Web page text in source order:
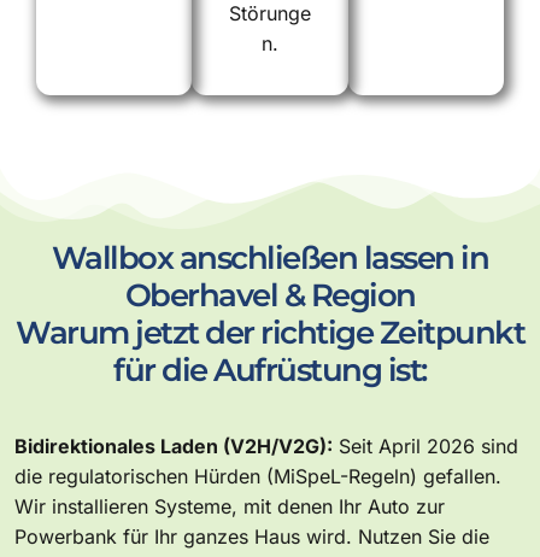
Störunge
n.
Wallbox anschließen lassen in
Oberhavel & Region
Warum jetzt der richtige Zeitpunkt
für die Aufrüstung ist:
Bidirektionales Laden (V2H/V2G): Seit April 2026 sind
die regulatorischen Hürden (MiSpeL-Regeln) gefallen.
Wir installieren Systeme, mit denen Ihr Auto zur
Powerbank für Ihr ganzes Haus wird. Nutzen Sie die